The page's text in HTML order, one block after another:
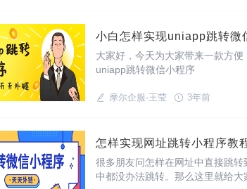
小白怎样实现uniapp跳转微
大家好，今天为大家带来一款方
uniapp跳转微信小程序
摩尔企服-王莹 3年前
怎样实现网址跳转小程序教
很多朋友问怎样在网址中直接跳
中都没办法跳转。那么这里就给